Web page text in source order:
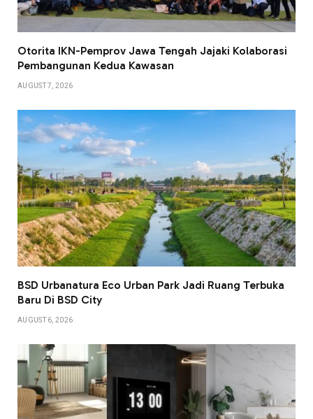
Otorita IKN-Pemprov Jawa Tengah Jajaki Kolaborasi
Pembangunan Kedua Kawasan
AUGUST 7, 2026
BSD Urbanatura Eco Urban Park Jadi Ruang Terbuka
Baru Di BSD City
AUGUST 6, 2026